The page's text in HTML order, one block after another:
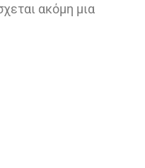
ακόμη μια